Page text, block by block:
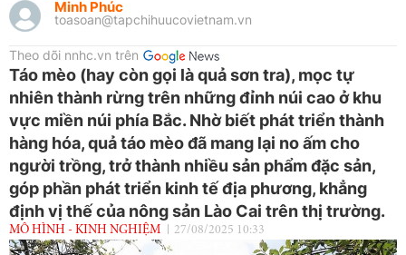
Minh Phúc
toasoan@tapchihuucovietnam.vn
Theo dõi nnhc.vn trên
Táo mèo (hay còn gọi là quả sơn tra), mọc tự
nhiên thành rừng trên những đỉnh núi cao ở khu
vực miền núi phía Bắc. Nhờ biết phát triển thành
hàng hóa, quả táo mèo đã mang lại no ấm cho
người trồng, trở thành nhiều sản phẩm đặc sản,
góp phần phát triển kinh tế địa phương, khẳng
định vị thế của nông sản Lào Cai trên thị trường.
MÔ HÌNH - KINH NGHIỆM 27/08/2025 10:33